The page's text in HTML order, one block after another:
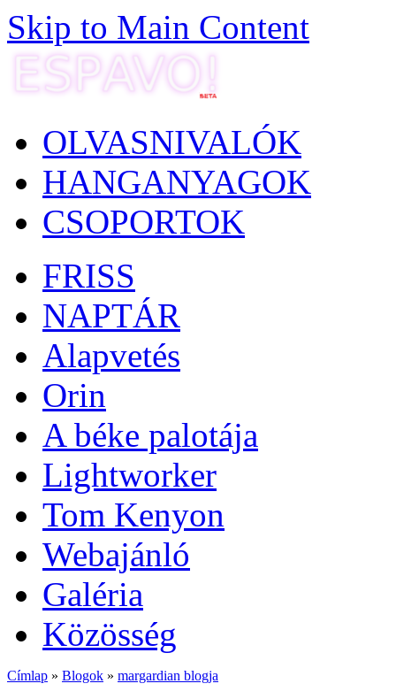
Skip to Main Content
OLVASNIVALÓK
HANGANYAGOK
CSOPORTOK
FRISS
NAPTÁR
Alapvetés
Orin
A béke palotája
Lightworker
Tom Kenyon
Webajánló
Galéria
Közösség
Címlap » Blogok » margardian blogja